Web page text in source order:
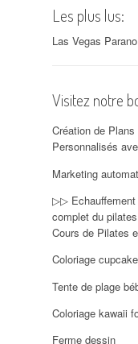
Les plus lus:
Las Vegas
Visitez notre
Création de
Personnalisés
Marketing
▷▷ Echauffement
complet du
Cours de Pilates
Coloriage cupcake
Tente de plage
Coloriage kawaii
Ferme dessin